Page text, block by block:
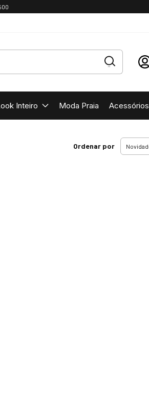
BEMVINDA
Inteiro Moda Praia Acessórios
Ordenar por